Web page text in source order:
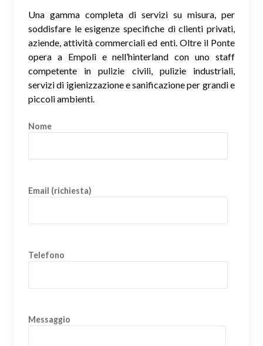
Una gamma completa di servizi su misura, per
soddisfare le esigenze specifiche di clienti privati,
aziende, attività commerciali ed enti. Oltre il Ponte
opera a Empoli e nell’hinterland con uno staff
competente in pulizie civili, pulizie industriali,
servizi di igienizzazione e sanificazione per grandi e
piccoli ambienti.
Nome
Email (richiesta)
Telefono
Messaggio